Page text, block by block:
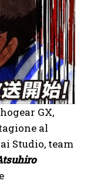
GX,
al
Studio, team